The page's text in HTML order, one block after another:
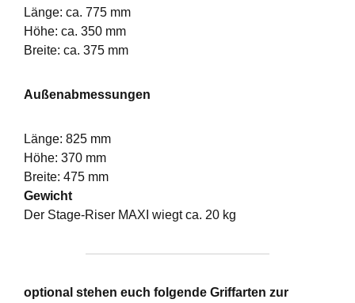
Länge: ca. 775 mm
Höhe: ca. 350 mm
Breite: ca. 375 mm
Außenabmessungen
Länge: 825 mm
Höhe: 370 mm
Breite: 475 mm
Gewicht
Der Stage-Riser MAXI wiegt ca. 20 kg
optional stehen euch folgende Griffarten zur